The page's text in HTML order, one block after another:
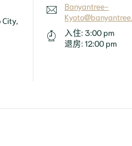
Banyantree-
入住: 3:00 pm
退房: 12:00 pm